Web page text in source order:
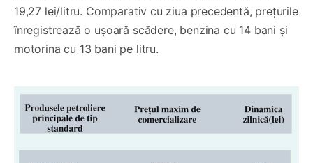
19,27 lei/litru. Comparativ cu ziua precedentă, prețurile
înregistrează o ușoară scădere, benzina cu 14 bani și
motorina cu 13 bani pe litru.